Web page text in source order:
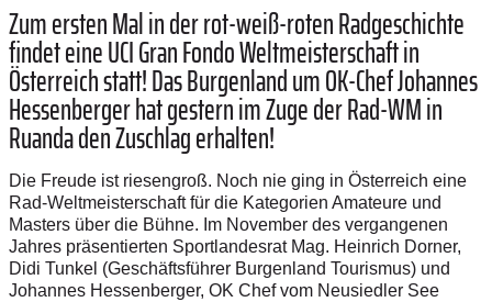
Zum ersten Mal in der rot-weiß-roten Radgeschichte
findet eine UCI Gran Fondo Weltmeisterschaft in
Österreich statt! Das Burgenland um OK-Chef Johannes
Hessenberger hat gestern im Zuge der Rad-WM in
Ruanda den Zuschlag erhalten!
Die Freude ist riesengroß. Noch nie ging in Österreich eine
Rad-Weltmeisterschaft für die Kategorien Amateure und
Masters über die Bühne. Im November des vergangenen
Jahres präsentierten Sportlandesrat Mag. Heinrich Dorner,
Didi Tunkel (Geschäftsführer Burgenland Tourismus) und
Johannes Hessenberger, OK Chef vom Neusiedler See